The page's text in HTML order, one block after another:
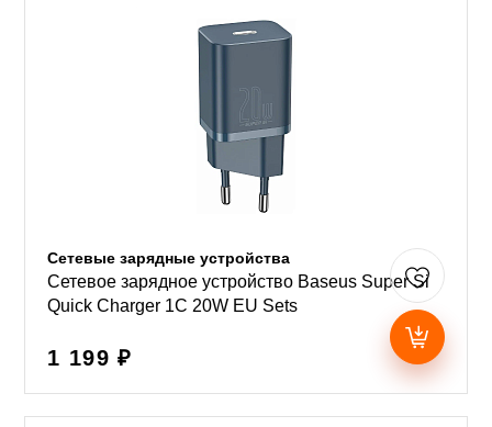
Сетевые зарядные устройства
Сетевое зарядное устройство Baseus Super Si
Quick Charger 1C 20W EU Sets
1 199 ₽